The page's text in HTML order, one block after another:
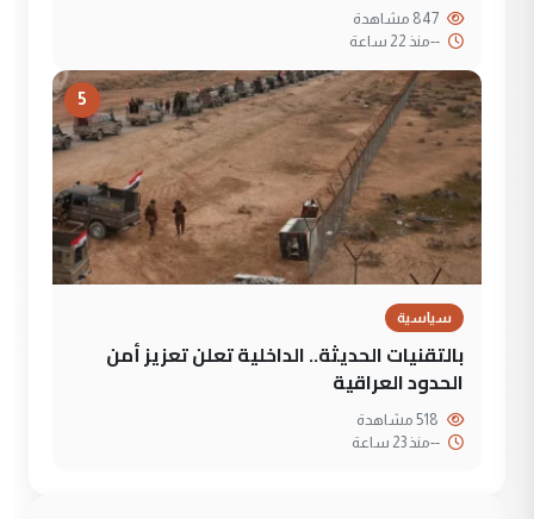
--منذ 22 ساعة
5
سياسية
بالتقنيات الحديثة.. الداخلية تعلن تعزيز أمن
الحدود العراقية
--منذ 23 ساعة